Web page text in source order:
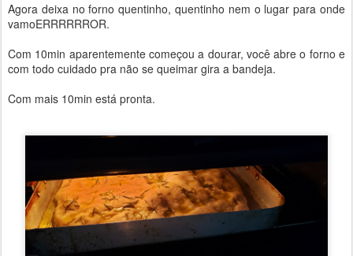
Agora deixa no forno quentinho, quentinho nem o lugar para onde
vamoERRRRRROR.
Com 10min aparentemente começou a dourar, você abre o forno e
com todo cuidado pra não se queimar gira a bandeja.
Com mais 10min está pronta.